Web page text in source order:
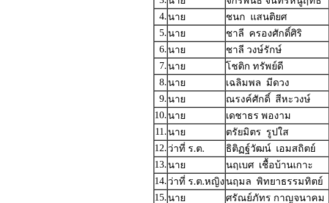
4. นาย ชนก แสนติยศ
5. นาย ชาลี ครองศักดิ์ศิริ
6. นาย ชาลี วงษ์รักษ์
7. นาย โชติก ทรัพย์ดี
8. นาย เฉลิมพล มีดวง
9. นาย ณรงค์ศักดิ์ สีหะวงษ์
10. นาย เดชาธร พองาม
11. นาย ตรัยมิตร รูปใส
12. ว่าที่ ร.ต. ธิติฏฐ์วัฒน์ เอมสถิตย์
13. นาย นฤเบศ เชื้อบ้านเกาะ
14. ว่าที่ ร.ต.หญิง นฤมล พิทยาธรรมทิตย์
15. นาย ศรัณย์ภัทร กาญจนาคม